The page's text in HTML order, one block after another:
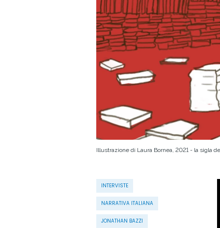
Illustrazione di Laura Bornea, 2021 - la sigla
INTERVISTE
NARRATIVA ITALIANA
JONATHAN BAZZI